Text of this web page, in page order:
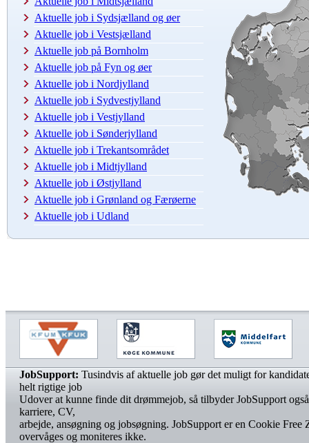
Aktuelle job i Sydsjælland og øer
Aktuelle job i Vestsjælland
Aktuelle job på Bornholm
Aktuelle job på Fyn og øer
Aktuelle job i Nordjylland
Aktuelle job i Sydvestjylland
Aktuelle job i Vestjylland
Aktuelle job i Sønderjylland
Aktuelle job i Trekantsområdet
Aktuelle job i Midtjylland
Aktuelle job i Østjylland
Aktuelle job i Grønland og Færøerne
Aktuelle job i Udland
JobSupport: Tusindvis af aktuelle job gør det muligt for
helt rigtige job
Udover at kunne finde dit drømmejob, så tilbyder JobSupport
karriere, CV,
arbejde, ansøgning og jobsøgning. JobSupport er en Cookie Free
overvåges og moniteres ikke.